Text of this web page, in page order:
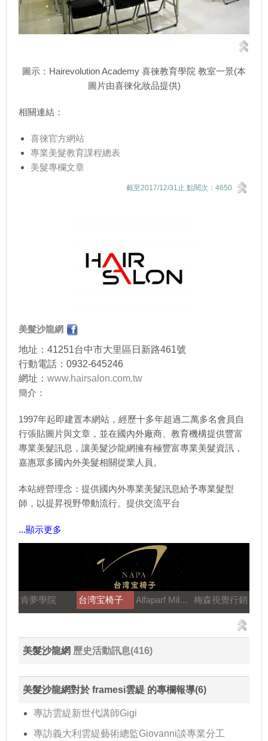
圖示：Hairevolution Academy 喜徠教育學院 教室一景(本
圖片由喜徠化妝品提供)
相關連結：
喜徠官方網站
專業美髮教育課程總表
美髮專欄文章
截至2017/12/31止 點閱次：4650
美髮沙龍網
地址：41251台中市大里區日新路461號
行動電話：0932-645246
網址： www.hairsalon.com.tw
簡介：
1997年起即建置本網站，經歷十多年超過二萬多名會員自
行張貼圖片與文章，並在國內外廠商、教育機構提供豐富
專業美髮訊息，讓美髮沙龍網擁有極豐富專業美髮資訊，
嘉惠眾多國內外美髮相關從業人員。
本站經營理念：提供國內外專業美髮訊息給予專業髮型
師，以提昇視野帶動流行。提供交流平台
...顯示更多
肯夢學院 台湾宝椅子 Alfaparf Milano 梅森視覺行銷
美髮沙龍網 歷史活動訊息(416)
美髮沙龍網對於 framesi雲緹 的專欄報導(6)
專訪雲緹新世代講師Gigi
專訪義大利雲緹藝術總監Giovanni談專業分工